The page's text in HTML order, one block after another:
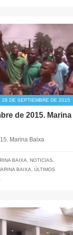
28 DE SEPTIEMBRE DE 2015
de 2015. Marina
Marina Baixa
BAIXA NOTICIAS
BAIXA
ÚLTIMOS